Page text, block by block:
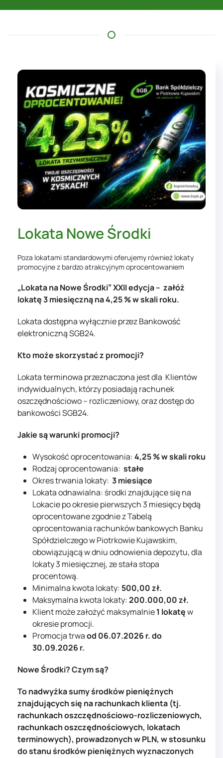
Lokata Nowe Środki
Poza lokatami standardowymi oferujemy również lokaty
promocyjne z bardzo atrakcyjnym oprocentowaniem
„Lokata na Nowe Środki” XXII edycja – załóż
lokatę 3 miesięczną na 4,25 % w skali roku.
Lokata dostępna wyłącznie przez Bankowość
elektroniczną SGB24.
Kto może skorzystać z promocji?
Lokata terminowa przeznaczona jest dla Klientów
indywidualnych, którzy posiadają rachunek
oszczędnościowo – rozliczeniowy, oraz dostęp do
bankowości SGB24.
Jakie są warunki promocji?
Wysokość oprocentowania:4,25 % w skali roku
Rodzaj oprocentowania: stałe
Okres trwania lokaty: 3 miesiące
Lokata odnawialna: środki znajdujące się na
Lokacie po okresie pierwszych 3 miesięcy będą
oprocentowane zgodnie z Tabelą
oprocentowania rachunków bankowych Banku
Spółdzielczego w Piotrkowie Kujawskim,
obowiązującą w dniu odnowienia depozytu, dla
lokaty 3 miesięcznej, ze stała stopa
procentową.
Minimalna kwota lokaty: 500,00 zł.
Maksymalna kwota lokaty:200.000,00 zł.
Klient może założyć maksymalnie1 lokatęw
okresie promocji.
Promocja trwaod 06.07.2026 r. do
30.09.2026 r.
Nowe Środki? Czym są?
To nadwyżka sumy środków pieniężnych
znajdujących się na rachunkach klienta (tj.
rachunkach oszczędnościowo-rozliczeniowych,
rachunkach oszczędnościowych, lokatach
terminowych), prowadzonych w PLN, w stosunku
do stanu środków pieniężnych wyznaczonych